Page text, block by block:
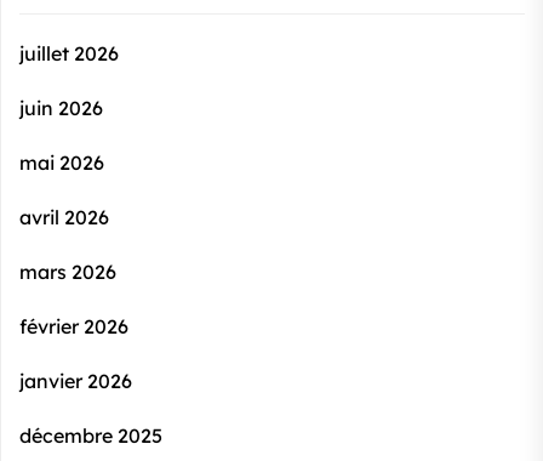
juillet 2026
juin 2026
mai 2026
avril 2026
mars 2026
février 2026
janvier 2026
décembre 2025